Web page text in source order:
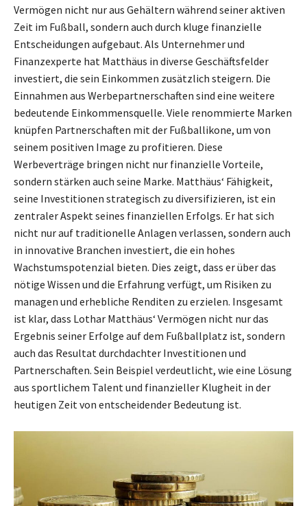
Vermögen nicht nur aus Gehältern während seiner aktiven
Zeit im Fußball, sondern auch durch kluge finanzielle
Entscheidungen aufgebaut. Als Unternehmer und
Finanzexperte hat Matthäus in diverse Geschäftsfelder
investiert, die sein Einkommen zusätzlich steigern. Die
Einnahmen aus Werbepartnerschaften sind eine weitere
bedeutende Einkommensquelle. Viele renommierte Marken
knüpfen Partnerschaften mit der Fußballikone, um von
seinem positiven Image zu profitieren. Diese
Werbeverträge bringen nicht nur finanzielle Vorteile,
sondern stärken auch seine Marke. Matthäus‘ Fähigkeit,
seine Investitionen strategisch zu diversifizieren, ist ein
zentraler Aspekt seines finanziellen Erfolgs. Er hat sich
nicht nur auf traditionelle Anlagen verlassen, sondern auch
in innovative Branchen investiert, die ein hohes
Wachstumspotenzial bieten. Dies zeigt, dass er über das
nötige Wissen und die Erfahrung verfügt, um Risiken zu
managen und erhebliche Renditen zu erzielen. Insgesamt
ist klar, dass Lothar Matthäus‘ Vermögen nicht nur das
Ergebnis seiner Erfolge auf dem Fußballplatz ist, sondern
auch das Resultat durchdachter Investitionen und
Partnerschaften. Sein Beispiel verdeutlicht, wie eine Lösung
aus sportlichem Talent und finanzieller Klugheit in der
heutigen Zeit von entscheidender Bedeutung ist.